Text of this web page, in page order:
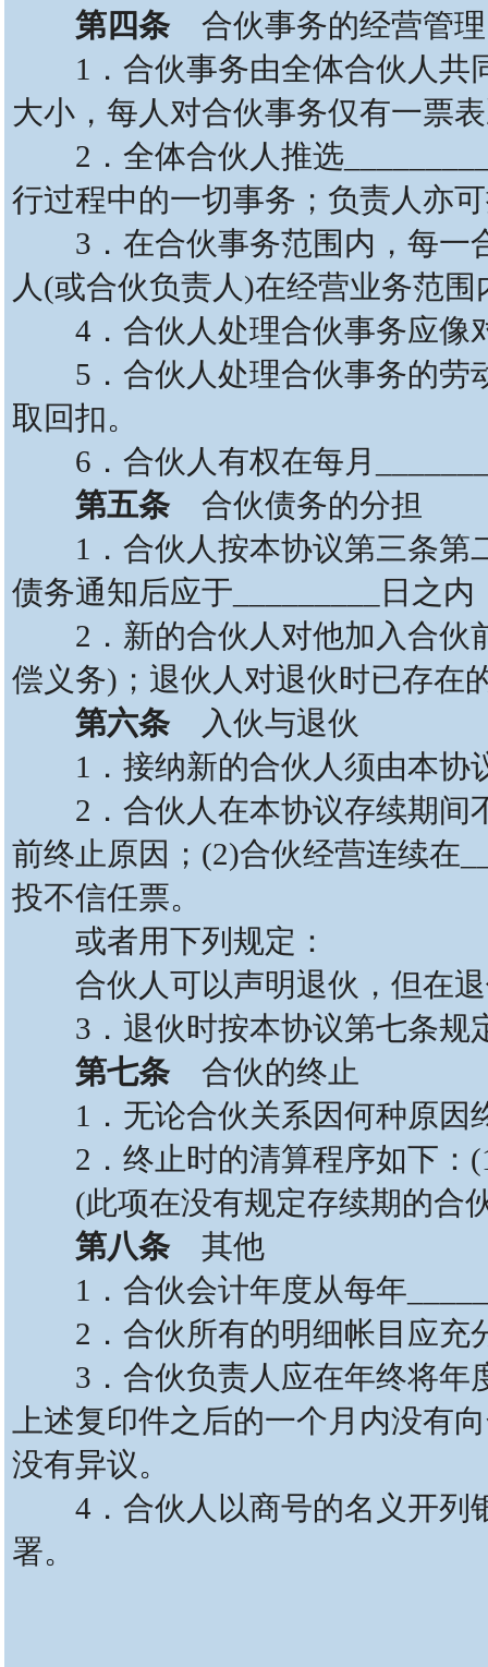
第四条 合伙事务的经营管理
1．合伙事务由全体合伙人共
大小，每人对合伙事务仅有一票
2．全体合伙人推选_________
行过程中的一切事务；负责人亦
3．在合伙事务范围内，每一
人(或合伙负责人)在经营业务范
4．合伙人处理合伙事务应像
5．合伙人处理合伙事务的劳
取回扣。
6．合伙人有权在每月_______
第五条 合伙债务的分担
1．合伙人按本协议第三条第
债务通知后应于_________日之
2．新的合伙人对他加入合伙
偿义务)；退伙人对退伙时已存在
第六条 入伙与退伙
1．接纳新的合伙人须由本协
2．合伙人在本协议存续期间
前终止原因；(2)合伙经营连续在
投不信任票。
或者用下列规定：
合伙人可以声明退伙，但在退
3．退伙时按本协议第七条规
第七条 合伙的终止
1．无论合伙关系因何种原因
2．终止时的清算程序如下：
(此项在没有规定存续期的合
第八条 其他
1．合伙会计年度从每年
2．合伙所有的明细帐目应充
3．合伙负责人应在年终将年
上述复印件之后的一个月内没有
没有异议。
4．合伙人以商号的名义开列
署。